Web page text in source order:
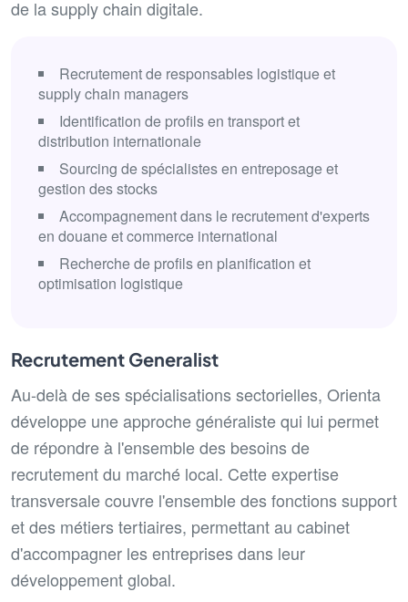
de la supply chain digitale.
Recrutement de responsables logistique et
supply chain managers
Identification de profils en transport et
distribution internationale
Sourcing de spécialistes en entreposage et
gestion des stocks
Accompagnement dans le recrutement d'experts
en douane et commerce international
Recherche de profils en planification et
optimisation logistique
Recrutement Generalist
Au-delà de ses spécialisations sectorielles, Orienta
développe une approche généraliste qui lui permet
de répondre à l'ensemble des besoins de
recrutement du marché local. Cette expertise
transversale couvre l'ensemble des fonctions support
et des métiers tertiaires, permettant au cabinet
d'accompagner les entreprises dans leur
développement global.